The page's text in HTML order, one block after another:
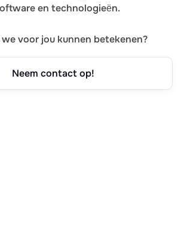
en technologieën.
voor jou kunnen betekenen?
Neem contact op!